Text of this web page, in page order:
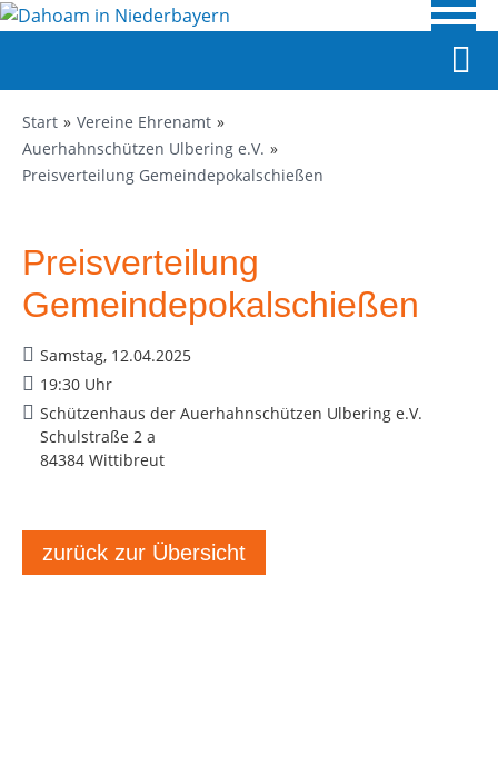
Start
Vereine Ehrenamt
Auerhahnschützen Ulbering e.V.
Preisverteilung Gemeindepokalschießen
Preisverteilung
Gemeindepokalschießen
Samstag, 12.04.2025
19:30 Uhr
Schützenhaus der Auerhahnschützen Ulbering e.V.
Schulstraße 2 a
84384 Wittibreut
zurück zur Übersicht